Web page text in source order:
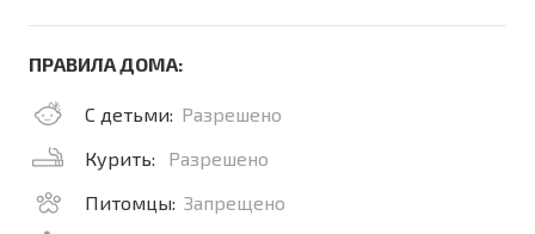
ПРАВИЛА ДОМА:
С детьми: Разрешено
Курить:
Разрешено
Питомцы: Запрещено